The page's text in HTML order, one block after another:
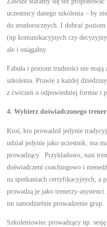
uczestnicy danego szkolenia – by
do zeszłorocznych. I dobrać
(np komunikacyjnych czy
ale i osiągalny.
Fabuła i poziom trudności nie
szkolenia. Prawie z każdej
z ćwiczeń o odpowiedniej formie i
4. Wybierz doświadczonego
Ktoś, kto prowadził jedynie
udział jedynie jako uczestnik, ma
prowadzący. Przykładowo, nasi
doświadczeni coachingowo i
na spotkaniach certyfikacyjnych, a
prowadzą je jako trenerzy-
im samodzielnie prowadzenie grup.
Szkoleniowiec prowadzący np.